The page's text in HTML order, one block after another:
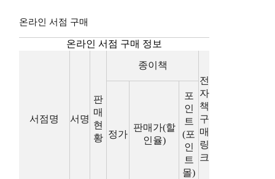
온라인 서점 구매
온라인 서점 구매 정보
서점명 서명
판
매
현
황
종이책
전
자
책
구
매
링
크
정가
판매가(할
인율)
포
인
트
(포
인
트
몰)